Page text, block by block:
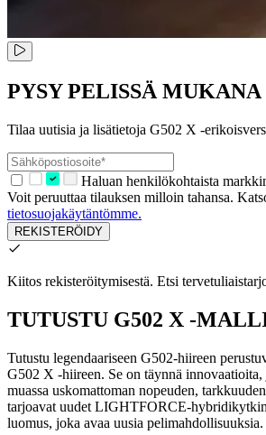
PYSY PELISSÄ MUKANA
Tilaa uutisia ja lisätietoja G502 X -
Haluan henkilökohtaista
Voit peruuttaa tilauksen milloin tahansa.
tietosuojakäytäntömme.
REKISTERÖIDY
Kiitos rekisteröitymisestä. Etsi
TUTUSTU G502 X -
Tutustu legendaariseen G502-hiireen
G502 X -hiireen. Se on täynnä
muassa uskomattoman nopeuden,
tarjoavat uudet LIGHTFORCE-
luomus, joka avaa uusia pelimahdollisuuksia.